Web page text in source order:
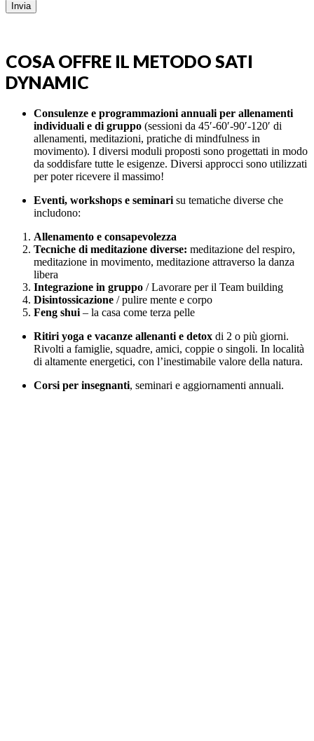
COSA OFFRE IL METODO SATI
DYNAMIC
Consulenze e programmazioni annuali per allenamenti
individuali e di gruppo (sessioni da 45′-60′-90′-120′ di
allenamenti, meditazioni, pratiche di mindfulness in
movimento). I diversi moduli proposti sono progettati in modo
da soddisfare tutte le esigenze. Diversi approcci sono utilizzati
per poter ricevere il massimo!
Eventi, workshops e seminari su tematiche diverse che
includono:
Allenamento e consapevolezza
Tecniche di meditazione diverse: meditazione del respiro,
meditazione in movimento, meditazione attraverso la danza
libera
Integrazione in gruppo / Lavorare per il Team building
Disintossicazione / pulire mente e corpo
Feng shui – la casa come terza pelle
Ritiri yoga e vacanze allenanti e detox di 2 o più giorni.
Rivolti a famiglie, squadre, amici, coppie o singoli. In località
di altamente energetici, con l’inestimabile valore della natura.
Corsi per insegnanti, seminari e aggiornamenti annuali.